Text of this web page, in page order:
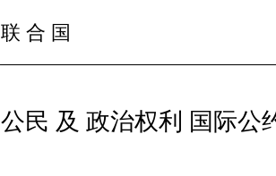
联 合 国
公民 及 政治权利 国际公